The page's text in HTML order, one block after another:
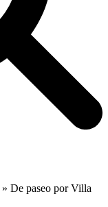
» De paseo por Villa